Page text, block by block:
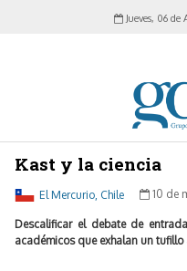
Jueves, 06 de
Kast y la ciencia
El Mercurio, Chile 10 de
Descalificar el debate de
académicos que exhalan un